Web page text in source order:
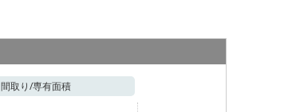
間取り/専有面積